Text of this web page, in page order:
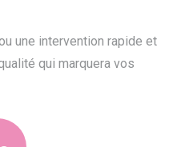
une intervention rapide et
qui marquera vos